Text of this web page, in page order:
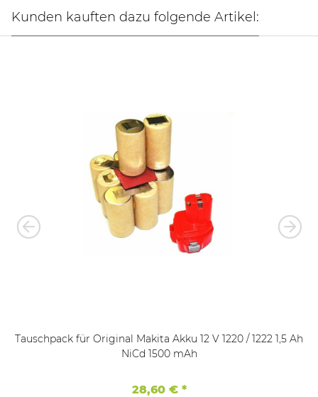
Kunden kauften dazu folgende Artikel:
Tauschpack für Original Makita Akku 12 V 1220 / 1222 1,5 Ah
NiCd 1500 mAh
28,60 € *